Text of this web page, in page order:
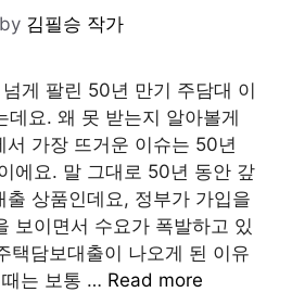
by 김필승 작가
게 팔린 50년 만기 주담대 이
데요. 왜 못 받는지 알아볼게
서 가장 뜨거운 이슈는 50년
에요. 말 그대로 50년 동안 갚
출 상품인데요, 정부가 가입을
보이면서 수요가 폭발하고 있
택담보대출이 나오게 된 이유
는 보통 … Read more